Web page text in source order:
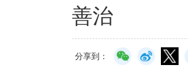
善治
分享到：